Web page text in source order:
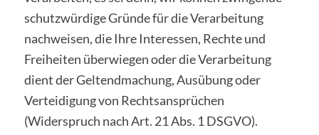
schutzwürdige Gründe für die Verarbeitung
nachweisen, die Ihre Interessen, Rechte und
Freiheiten überwiegen oder die Verarbeitung
dient der Geltendmachung, Ausübung oder
Verteidigung von Rechtsansprüchen
(Widerspruch nach Art. 21 Abs. 1 DSGVO).